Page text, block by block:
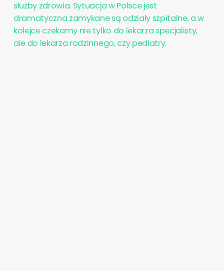
służby zdrowia. Sytuacja w Polsce jest
dramatyczna zamykane są odziały szpitalne, a w
kolejce czekamy nie tylko do lekarza specjalisty,
ale do lekarza rodzinnego, czy pediatry.